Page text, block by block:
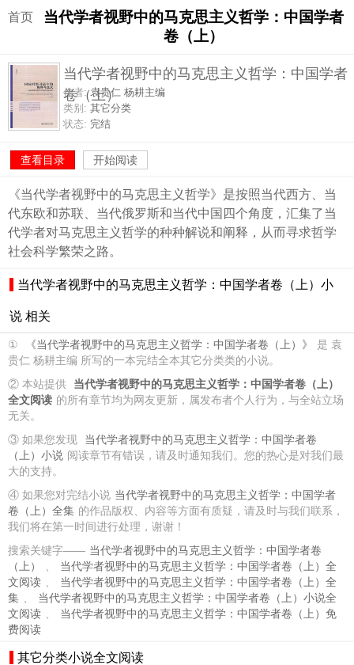
首页
当代学者视野中的马克思主义哲学：中国学者
卷（上）
当代学者视野中的马克思主义哲学：中国学者
卷（上）
作者:袁贵仁 杨耕主编
类别: 其它分类
状态: 完结
查看目录 开始阅读
《当代学者视野中的马克思主义哲学》是按照当代西方、当
代东欧和苏联、当代俄罗斯和当代中国四个角度，汇集了当
代学者对马克思主义哲学的种种解说和阐释，从而寻求哲学
社会科学繁荣之路。
当代学者视野中的马克思主义哲学：中国学者卷（上）小
说 相关
① 《当代学者视野中的马克思主义哲学：中国学者卷（上）》
是 袁
贵仁 杨耕主编 所写的一本完结全本其它分类类的小说。
② 本站提供
当代学者视野中的马克思主义哲学：中国学者卷（上）
全文阅读 的所有章节均为网友更新，属发布者个人行为，与全站立场
无关。
③ 如果您发现
当代学者视野中的马克思主义哲学：中国学者卷
（上）小说 阅读章节有错误，请及时通知我们。您的热心是对我们最
大的支持。
④ 如果您对完结小说 当代学者视野中的马克思主义哲学：中国学者
卷（上）全集 的作品版权、内容等方面有质疑，请及时与我们联系，
我们将在第一时间进行处理，谢谢！
搜索关键字—— 当代学者视野中的马克思主义哲学：中国学者卷
（上）
、
当代学者视野中的马克思主义哲学：中国学者卷（上）全
文阅读 、
当代学者视野中的马克思主义哲学：中国学者卷（上）全
集 、
当代学者视野中的马克思主义哲学：中国学者卷（上）小说全
文阅读 、
当代学者视野中的马克思主义哲学：中国学者卷（上）免
费阅读
其它分类小说全文阅读